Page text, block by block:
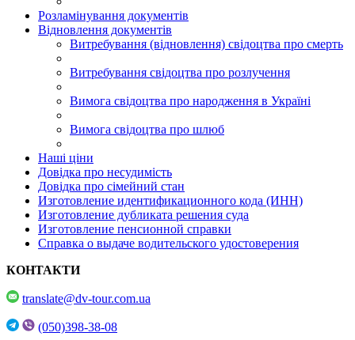
Розламінування документів
Відновлення документів
Витребування (відновлення) свідоцтва про смерть
Витребування свідоцтва про розлучення
Вимога свідоцтва про народження в Україні
Вимога свідоцтва про шлюб
Наші ціни
Довідка про несудимість
Довідка про сімейний стан
Изготовление идентификационного кода (ИНН)
Изготовление дубликата решения суда
Изготовление пенсионной справки
Справка о выдаче водительского удостоверения
КОНТАКТИ
translate@dv-tour.com.ua
(050)398-38-08